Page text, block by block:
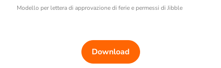
Modello per lettera di approvazione di ferie e permessi di Jibble
Download